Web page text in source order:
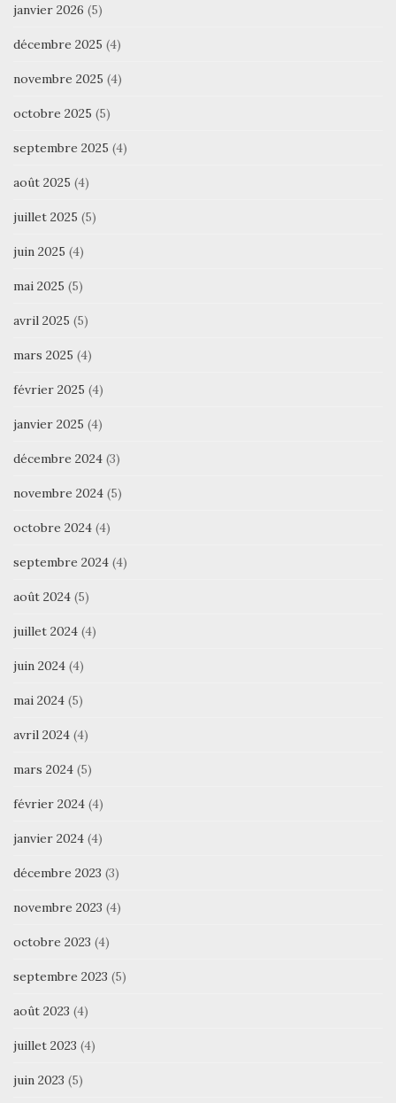
janvier 2026 (5)
décembre 2025 (4)
novembre 2025 (4)
octobre 2025 (5)
septembre 2025 (4)
août 2025 (4)
juillet 2025 (5)
juin 2025 (4)
mai 2025 (5)
avril 2025 (5)
mars 2025 (4)
février 2025 (4)
janvier 2025 (4)
décembre 2024 (3)
novembre 2024 (5)
octobre 2024 (4)
septembre 2024 (4)
août 2024 (5)
juillet 2024 (4)
juin 2024 (4)
mai 2024 (5)
avril 2024 (4)
mars 2024 (5)
février 2024 (4)
janvier 2024 (4)
décembre 2023 (3)
novembre 2023 (4)
octobre 2023 (4)
septembre 2023 (5)
août 2023 (4)
juillet 2023 (4)
juin 2023 (5)